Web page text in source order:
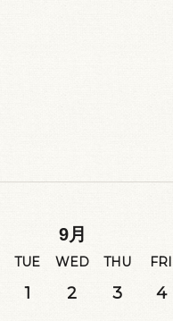
9月
TUE WED THU FRI
1 2 3 4